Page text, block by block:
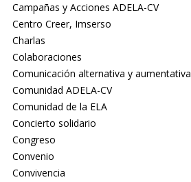
Campañas y Acciones ADELA-CV
Centro Creer, Imserso
Charlas
Colaboraciones
Comunicación alternativa y aumentativa
Comunidad ADELA-CV
Comunidad de la ELA
Concierto solidario
Congreso
Convenio
Convivencia